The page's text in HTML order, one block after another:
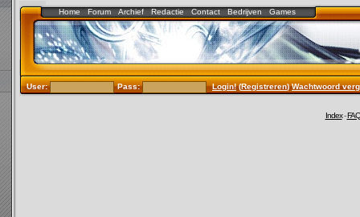
Home Forum Archief Redactie Contact Bedrijven Games
User: Pass: Login!(Registreren)Wachtwoord
Index-FAQ